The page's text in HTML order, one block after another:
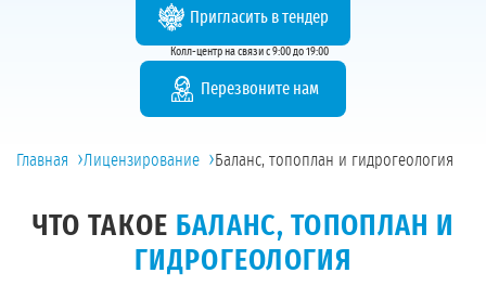
Пригласить в тендер
Колл-центр на связи с 9:00 до 19:00
Перезвоните нам
Главная ›Лицензирование ›Баланс, топоплан и гидрогеология
ЧТО ТАКОЕ БАЛАНС, ТОПОПЛАН И
ГИДРОГЕОЛОГИЯ